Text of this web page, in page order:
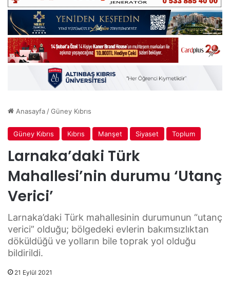
Anasayfa /Güney Kıbrıs
Güney Kıbrıs Kıbrıs Manşet Siyaset Toplum
Larnaka’daki Türk
Mahallesi’nin durumu ‘Utanç
Verici’
Larnaka’daki Türk mahallesinin durumunun “utanç
verici” olduğu; bölgedeki evlerin bakımsızlıktan
döküldüğü ve yolların bile toprak yol olduğu
bildirildi.
21 Eylül 2021